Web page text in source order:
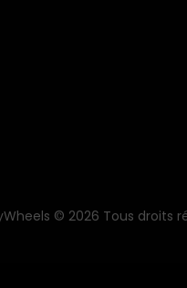
© 2026 Tous droits